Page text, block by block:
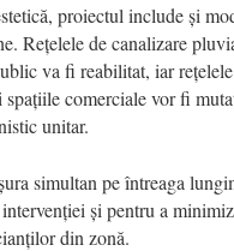
proiectul include și
Rețelele de canalizare
va fi reabilitat, iar
spațiile comerciale vor fi
unitar.
simultan pe întreaga
și pentru a
din zonă.